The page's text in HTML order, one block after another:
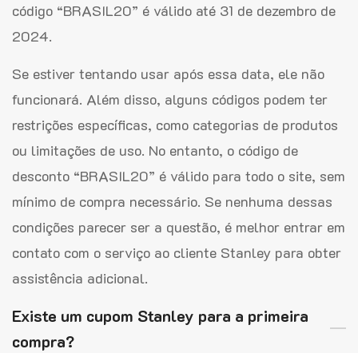
código “BRASIL20” é válido até 31 de dezembro de
2024.
Se estiver tentando usar após essa data, ele não
funcionará. Além disso, alguns códigos podem ter
restrições específicas, como categorias de produtos
ou limitações de uso. No entanto, o código de
desconto “BRASIL20” é válido para todo o site, sem
mínimo de compra necessário. Se nenhuma dessas
condições parecer ser a questão, é melhor entrar em
contato com o serviço ao cliente Stanley para obter
assistência adicional.
Existe um cupom Stanley para a primeira
compra?